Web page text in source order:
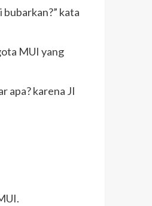
kata
MUI yang
apa? karena JI